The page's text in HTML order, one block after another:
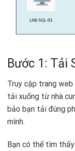
Bước 1: Tải
Truy cập trang
tải xuống từ nhà
bảo bạn tải đúng
mình.
Bạn có thể tìm